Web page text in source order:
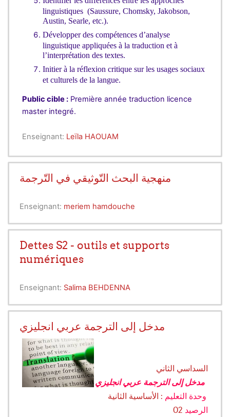
linguistiques (Saussure, Chomsky, Jakobson,
Austin, Searle, etc.).
Développer des compétences d’analyse
linguistique appliquées à la traduction et à
l’interprétation des textes.
Initier à la réflexion critique sur les usages sociaux
et culturels de la langue.
Public cible : Première année traduction licence
master integré.
Enseignant: Leïla HAOUAM
منهجية البحث التّوثيقي في التّرجمة
Enseignant: meriem hamdouche
Dettes S2 - outils et supports
numériques
Enseignant: Salima BEHDENNA
مدخل إلى الترجمة عربي انجليزي
السداسي الثاني
وحدة التعليم
الرصيد